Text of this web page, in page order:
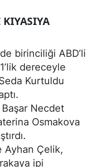
KIYASIYA
birinciliği ABD’li
dereceyle
Kurtuldu
Necdet
Osmakova
Ayhan Çelik,
ipi